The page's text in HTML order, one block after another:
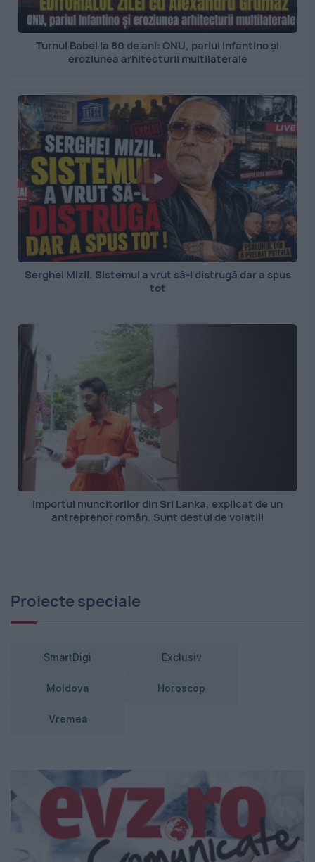
Turnul Babel la 80 de ani: ONU, pariul Infantino și
eroziunea arhitecturii multilaterale
Serghei Mizil. Sistemul a vrut să-l distrugă dar a spus
tot
Importul muncitorilor din Sri Lanka, explicat de un
antreprenor român. Sunt destul de volatili
Proiecte speciale
SmartDigi Exclusiv
Moldova Horoscop
Vremea